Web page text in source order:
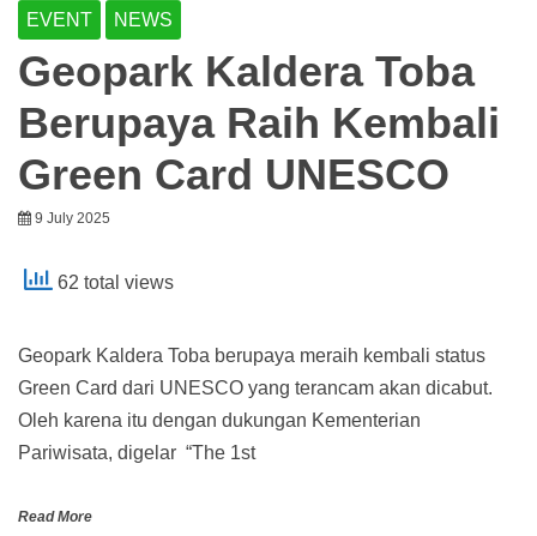
EVENT NEWS
Geopark Kaldera Toba
Berupaya Raih Kembali
Green Card UNESCO
9 July 2025
62 total views
Geopark Kaldera Toba berupaya meraih kembali status
Green Card dari UNESCO yang terancam akan dicabut.
Oleh karena itu dengan dukungan Kementerian
Pariwisata, digelar “The 1st
Read More